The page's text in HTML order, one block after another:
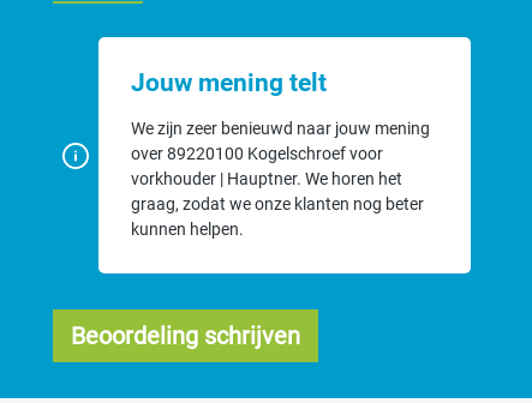
Jouw mening telt
We zijn zeer benieuwd naar jouw mening
over 89220100 Kogelschroef voor
vorkhouder | Hauptner. We horen het
graag, zodat we onze klanten nog beter
kunnen helpen.
Beoordeling schrijven